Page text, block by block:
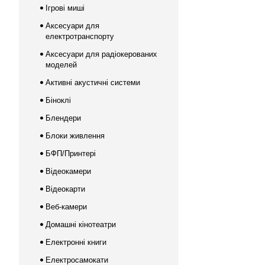
Ігрові миші
Аксесуари для
електротранспорту
Аксесуари для радіокерованих
моделей
Активні акустичні системи
Біноклі
Блендери
Блоки живлення
БФП/Принтері
Відеокамери
Відеокарти
Веб-камери
Домашні кінотеатри
Електронні книги
Електросамокати